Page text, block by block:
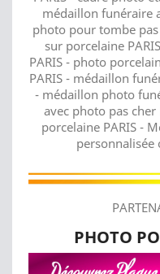
médaillon funéraire
photo pour tombe
sur porcelaine
PARIS - photo
PARIS - médaillon
- médaillon photo
avec photo pas
porcelaine PARIS -
personnalisée
PHOTO